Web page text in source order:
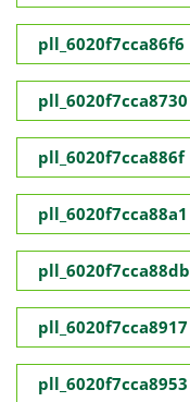
pll_6020f7cca86f6
pll_6020f7cca8730
pll_6020f7cca886f
pll_6020f7cca88a1
pll_6020f7cca88db
pll_6020f7cca8917
pll_6020f7cca8953